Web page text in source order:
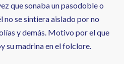
que sonaba un pasodoble o
no se sintiera aislado por no
y demás. Motivo por el que
su madrina en el folclore.